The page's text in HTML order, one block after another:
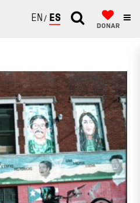
ENGLISH
ESPAÑOL
DONAR